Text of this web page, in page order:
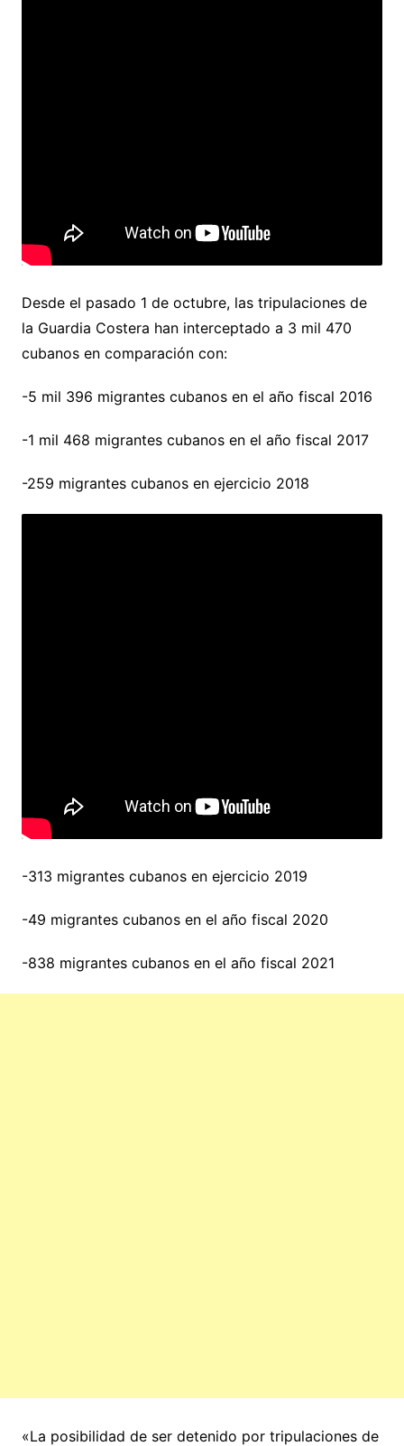
Desde el pasado 1 de octubre, las tripulaciones de
la Guardia Costera han interceptado a 3 mil 470
cubanos en comparación con:
-5 mil 396 migrantes cubanos en el año fiscal 2016
-1 mil 468 migrantes cubanos en el año fiscal 2017
-259 migrantes cubanos en ejercicio 2018
-313 migrantes cubanos en ejercicio 2019
-49 migrantes cubanos en el año fiscal 2020
-838 migrantes cubanos en el año fiscal 2021
«La posibilidad de ser detenido por tripulaciones de